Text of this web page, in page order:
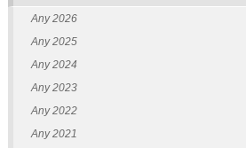
Any 2026
Any 2025
Any 2024
Any 2023
Any 2022
Any 2021